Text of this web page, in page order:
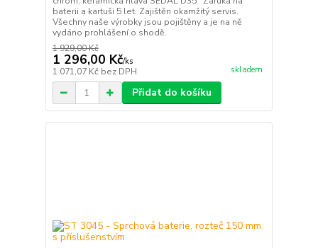
baterii a kartuši 5 let. Zajištěn okamžitý servis.
Všechny naše výrobky jsou pojištěny a je na ně
vydáno prohlášení o shodě.
1 929,00 Kč
1 296,00 Kč/ks
1 071,07 Kč bez DPH skladem
Přidat do košíku